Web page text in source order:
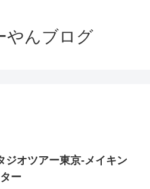
やんブログ
ジオツアー東京‐メイキン
ー